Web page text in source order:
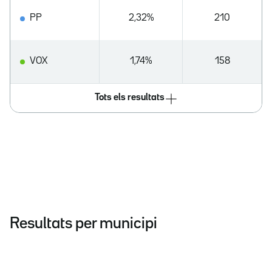
PP 2,32% 210
VOX 1,74% 158
Tots els resultats
Resultats per municipi